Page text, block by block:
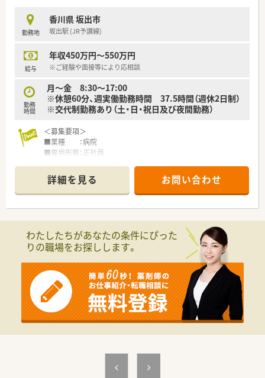
＜法人特徴＞
■愛媛県に5店舗、香川県に8店舗（グループ法人含む）展開して
いる調剤薬局です。
います。
■二名の薬剤師経営者による運営のため、現場感覚を大切にし、
掛けています。
■社員の平均年齢が若い為、風通しが良く個々の意見が尊重され
やすいです。
境です。
＜こんな方にもオススメ＞
■土日休みなど勤務曜日を相談したい方
■総合科目応需の先に興味のある方
勤務地
香川県 坂出市
坂出駅 (JR予讃線)
給与
年収450万円～550万円
※ご経験や面接等により応相談
勤務
時間
月～金 8:30～17:00
※休憩60分、週実働勤務時間 37.5時間（週休2日制）
※交代制勤務あり（土・日・祝日及び夜間勤務）
＜募集要項＞
■業種 ：病院
■雇用形態：正社員
■資格 ：薬剤師免許をお持ちの方
■給与 ：450万円～550万円
■勤務時間：
月～金 8:30～17:00
※交代制勤務あり（土・日・祝日及び夜間勤務）
■休日 ：土・日・祝
＜こんな病院です＞
■JR坂出駅より徒歩約10分にございます。
■機能評価機構認定病院、ISO取得・DPC導入済みです。
■院内託児所完備。総合科目の救急告示病院での募集です。
■電子薬歴・分包機・監査システム完備。
■薬学生の長期実務実習受け入れも行っています。
■託児施設もございますので、小さなお子さんがいる方でも
■年間休日121日ございますので、プライベートの時間も
しっかりと確保できる体制が整っています。
詳細を見る お問い合わせ
わたしたちがあなたの条件にぴった
りの職場をお探しします。